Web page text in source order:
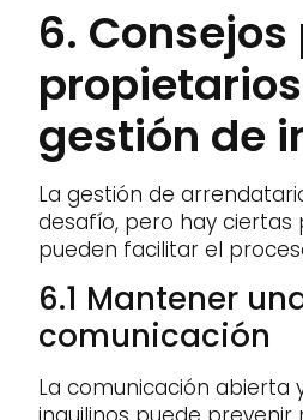
6.
gestión de
La gestión de
desafío, pero hay ciertas
pueden facilitar el
6.1 Mantener
comunicación
La comunicación abierta